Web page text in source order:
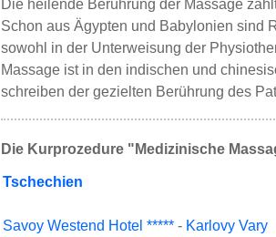
Die heilende Berührung der Massage
Schon aus Ägypten und Babylonien sind
sowohl in der Unterweisung der
Massage ist in den indischen und
schreiben der gezielten Berührung des
Die Kurprozedure "Medizinische
Tschechien
Savoy Westend Hotel ***** - Karlovy Vary